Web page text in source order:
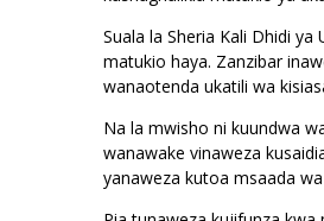
Suala la Sheria Kali Dhidi
matukio haya. Zanzibar
wanaotenda ukatili wa
Na la mwisho ni kuundwa
wanawake vinaweza
yanaweza kutoa msaada